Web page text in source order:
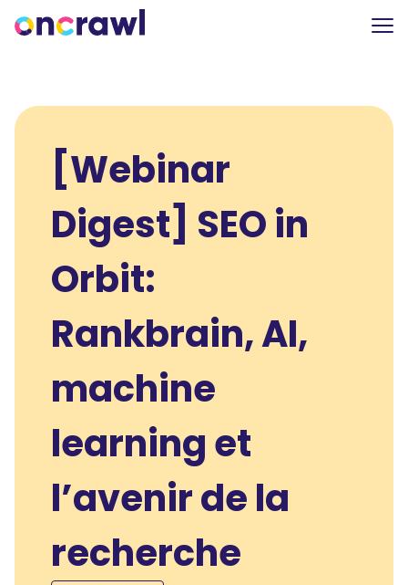
[Webinar
Digest] SEO in
Orbit:
Rankbrain, AI,
machine
learning et
l’avenir de la
recherche